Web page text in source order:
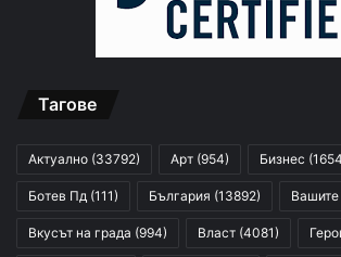
Тагове
Актуално (33792) Арт (954) Бизнес
Ботев Пд (111) България (13892)
Вкусът на града (994) Власт (4081)